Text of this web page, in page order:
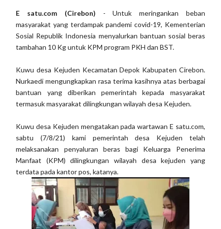
E satu.com (Cirebon) - Untuk meringankan beban
masyarakat yang terdampak pandemi covid-19, Kementerian
Sosial Republik Indonesia menyalurkan bantuan sosial beras
tambahan 10 Kg untuk KPM program PKH dan BST.
Kuwu desa Kejuden Kecamatan Depok Kabupaten Cirebon.
Nurkaedi mengungkapkan rasa terima kasihnya atas berbagai
bantuan yang diberikan pemerintah kepada masyarakat
termasuk masyarakat dilingkungan wilayah desa Kejuden.
Kuwu desa Kejuden mengatakan pada wartawan E satu.com,
sabtu (7/8/21) kami pemerintah desa Kejuden telah
melaksanakan penyaluran beras bagi Keluarga Penerima
Manfaat (KPM) dilingkungan wilayah desa kejuden yang
terdata pada kantor pos, katanya.